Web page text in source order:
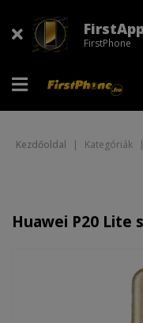
FirstPhone
Kezdőoldal | Kategóriák |
Huawei P20 Lite